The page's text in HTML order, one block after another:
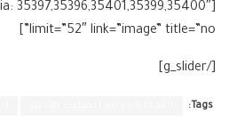
35397,35396,35401,35399,35400″
limit=”52″ link=”image” title=”no”]
[/g_slider]
Tags: